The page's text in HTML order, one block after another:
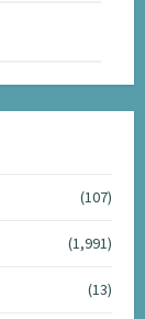
(107)
(1,991)
(13)